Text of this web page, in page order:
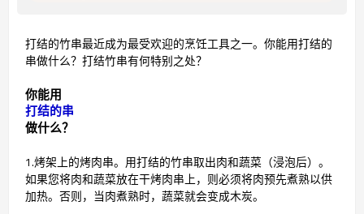
打结的竹串最近成为最受欢迎的烹饪工具之一。你能用打结的
串做什么？打结竹串有何特别之处？
你能用
打结的串
做什么？
1.烤架上的烤肉串。用打结的竹串取出肉和蔬菜（浸泡后）。
如果您将肉和蔬菜放在干烤肉串上，则必须将肉预先煮熟以供
加热。否则，当肉煮熟时，蔬菜就会变成木炭。